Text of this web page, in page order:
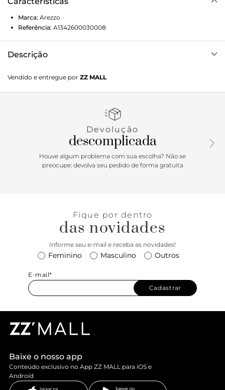
Marca: Arezzo
Referência: A1342600030008
Descrição
mínimo bloco e ponta mais fina. Fechado, traz recorte
lateral na gáspea e aplicação de tira e bridão metálico
contorno da biqueira. Com palmilha bege e inscrição do
Vendido e entregue por ZZ MALL
Devolução
descomplicada
Houve algum problema com sua escolha? Não se
preocupe: devolva seu pedido de forma gratuita
Fique por dentro
das novidades
Informe seu e-mail e receba as novidades!
Feminino Masculino Outros
E-mail*
Cadastrar
Baixe o nosso app
Conteúdo exclusivo no App ZZ MALL para iOS e
Android